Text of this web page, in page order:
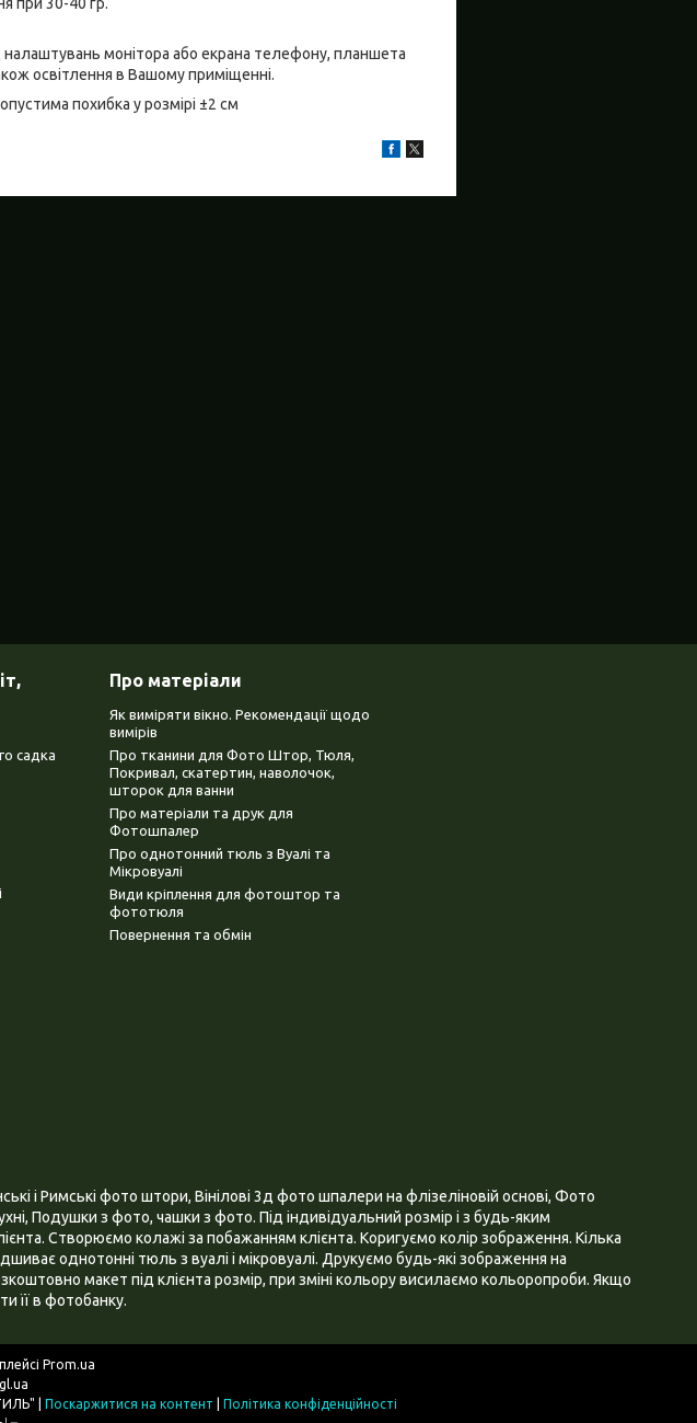
налаштувань монітора або екрана телефону, планшета
освітлення в Вашому приміщенні.
похибка у розмірі ±2 см
садка
Про матеріали
Як виміряти вікно. Рекомендації щодо
вимірів
Про тканини для Фото Штор, Тюля,
Покривал, скатертин, наволочок,
шторок для ванни
Про матеріали та друк для
Фотошпалер
Про однотонний тюль з Вуалі та
Мікровуалі
Види кріплення для фотоштор та
фототюля
Повернення та обмін
Римські фото штори, Вінілові 3д фото шпалери на флізеліновій основі, Фото
Подушки з фото, чашки з фото. Під індивідуальний розмір і з будь-яким
Створюємо колажі за побажанням клієнта. Коригуємо колір зображення. Кілька
однотонні тюль з вуалі і мікровуалі. Друкуємо будь-які зображення на
макет під клієнта розмір, при зміні кольору висилаємо кольоропроби. Якщо
її в фотобанку.
Prom.ua
Поскаржитися на контент
Політика конфіденційності